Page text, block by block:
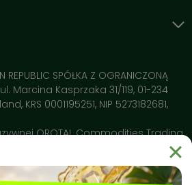
SPÓŁKA Z OGRANICZONĄ
ul. Marcina Kasprzaka 31/119, 01-234
KRS 0001195251, NIP 5273182681,
OROTAL Commodities Trading